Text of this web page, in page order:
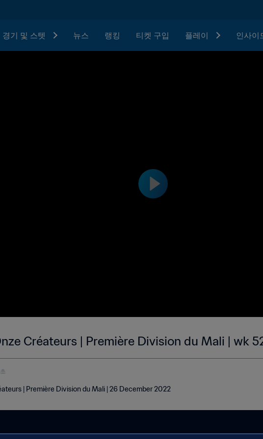
경기 및 스텟 뉴스 랭킹 티켓 구입 플레이 인사이
Créateurs | Première Division du Mali | wk
| Première Division du Mali | 26 December 2022